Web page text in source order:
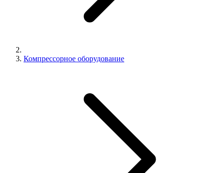
Компрессорное оборудование